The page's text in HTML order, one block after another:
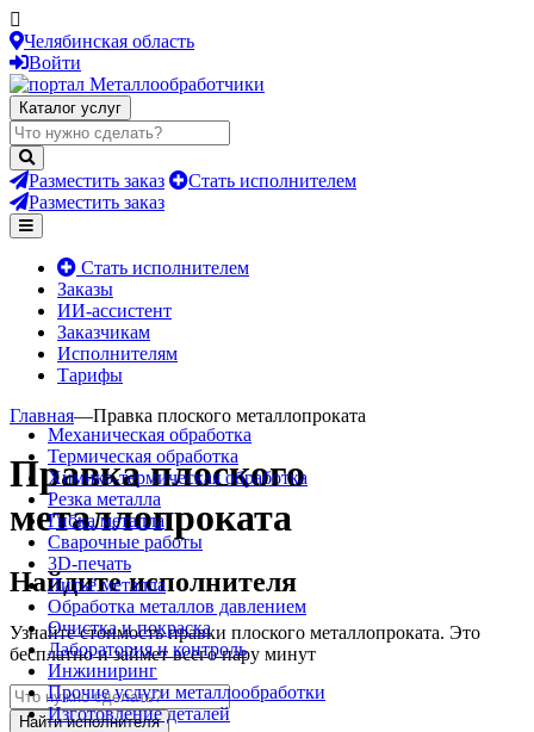
Челябинская область
Войти
Каталог услуг
Разместить заказ
Стать исполнителем
Разместить заказ
Стать исполнителем
Заказы
ИИ-ассистент
Заказчикам
Исполнителям
Тарифы
Механическая обработка
Термическая обработка
Химико-термическая обработка
Резка металла
Гибка металла
Сварочные работы
3D-печать
Литьё металла
Обработка металлов давлением
Очистка и покраска
Лаборатория и контроль
Инжиниринг
Прочие услуги металлообработки
Изготовление деталей
Главная—Правка плоского металлопроката
Правка плоского
металлопроката
Найдите исполнителя
Узнайте стоимость правки плоского металлопроката. Это
бесплатно и займет всего пару минут
Найти исполнителя